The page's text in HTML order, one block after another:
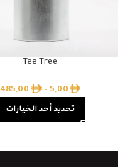
Tee Tree
5,00
–
485,00
تحديد أحد الخيارات